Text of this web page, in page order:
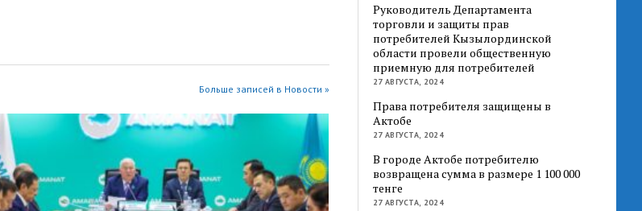
Больше записей в Новости »
Руководитель Департамента
торговли и защиты прав
потребителей Кызылординской
области провели общественную
приемную для потребителей
27 АВГУСТА, 2024
Права потребителя защищены в
Актобе
27 АВГУСТА, 2024
В городе Актобе потребителю
возвращена сумма в размере 1 100 000
тенге
27 АВГУСТА, 2024